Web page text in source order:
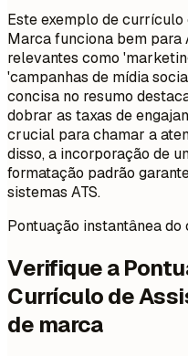
Este exemplo de currículo
Marca funciona bem
relevantes como
'campanhas de mídia
concisa no resumo
dobrar as taxas de
crucial para chamar a
disso, a incorporação de
formatação padrão
sistemas ATS.
Pontuação instantânea
Verifique a
Currículo de
de marca